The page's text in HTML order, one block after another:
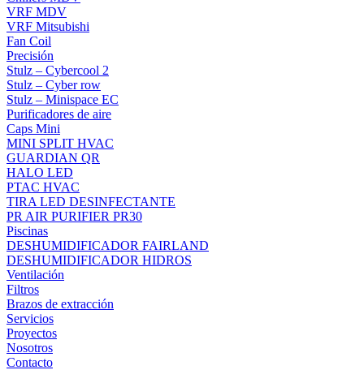
VRF MDV
VRF Mitsubishi
Fan Coil
Precisión
Stulz – Cybercool 2
Stulz – Cyber row
Stulz – Minispace EC
Purificadores de aire
Caps Mini
MINI SPLIT HVAC
GUARDIAN QR
HALO LED
PTAC HVAC
TIRA LED DESINFECTANTE
PR AIR PURIFIER PR30
Piscinas
DESHUMIDIFICADOR FAIRLAND
DESHUMIDIFICADOR HIDROS
Ventilación
Filtros
Brazos de extracción
Servicios
Proyectos
Nosotros
Contacto